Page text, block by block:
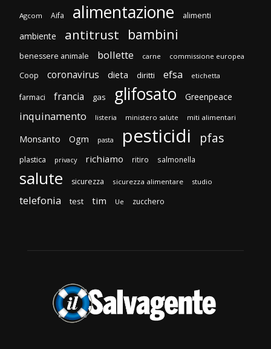
Agcom Aifa alimentazione alimenti
ambiente antitrust bambini
benessere animale bollette carne commissione europea
Coop coronavirus dieta diritti efsa etichetta
farmaci francia gas glifosato Greenpeace
inquinamento listeria ministero salute miti alimentari
Monsanto Ogm pasta pesticidi pfas
plastica privacy richiamo ritiro salmonella
salute sicurezza sicurezza alimentare studio
telefonia test tim Ue zucchero